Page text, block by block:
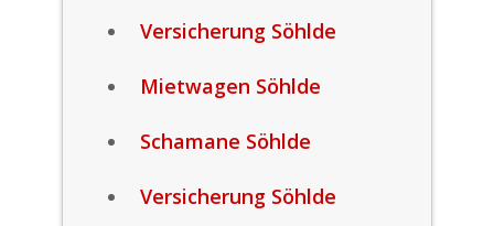
Versicherung Söhlde
Mietwagen Söhlde
Schamane Söhlde
Versicherung Söhlde